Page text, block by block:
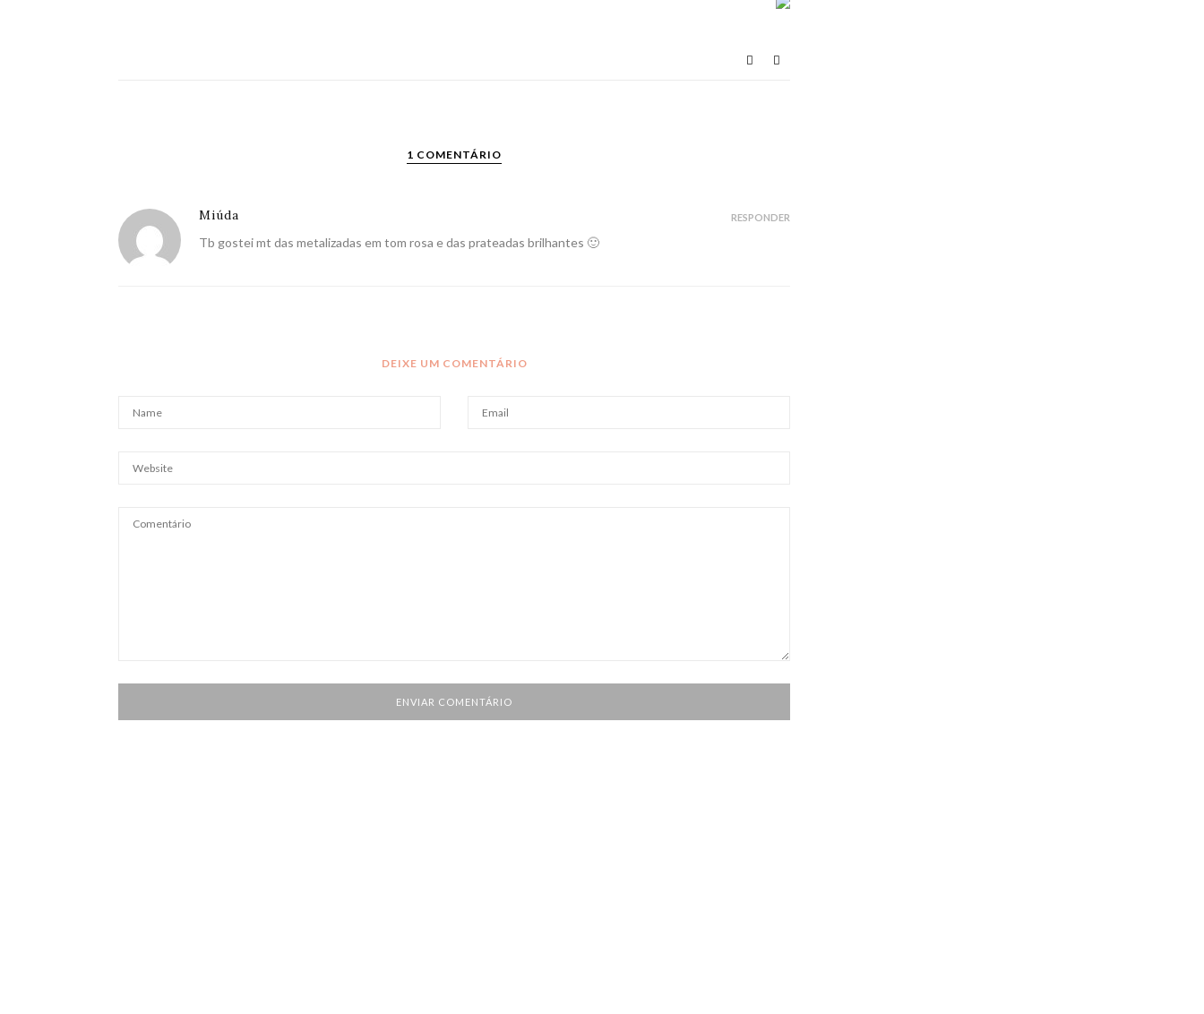
1 COMENTÁRIO
Miúda
Tb gostei mt das metalizadas em tom rosa e das prateadas brilhantes 🙂
RESPONDER
DEIXE UM COMENTÁRIO